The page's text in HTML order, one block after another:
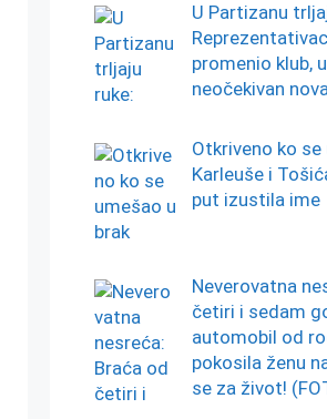
U Partizanu
promenio klub,
neočekivan
Otkriveno ko
Karleuše i
put izustila ime
Neverovatna
četiri i sedam
automobil od
pokosila ženu
se za život!